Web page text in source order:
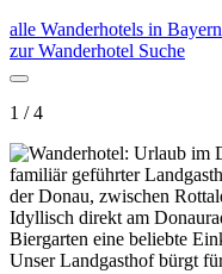
alle Wanderhotels in Bayern
zur Wanderhotel Suche
1 / 4